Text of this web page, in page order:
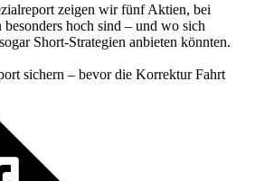
zeigen wir fünf Aktien, bei
hoch sind – und wo sich
Short-Strategien anbieten könnten.
sichern – bevor die Korrektur Fahrt